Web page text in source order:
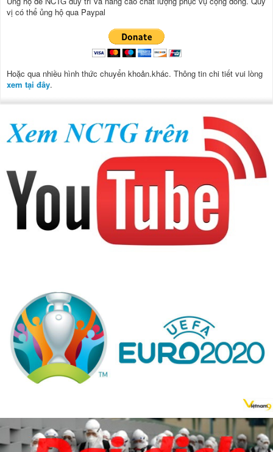
vị có thể ủng hộ qua Paypal
Hoặc qua nhiều hình thức chuyển khoản.khác. Thông tin chi tiết vui lòng
xem tại đây.